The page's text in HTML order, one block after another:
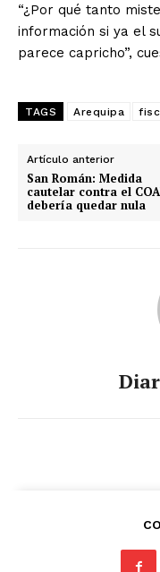
“¿Por qué tanto
información si ya el
parece capricho”,
TAGS Arequipa
Artículo anterior
San Román: Medida
cautelar contra el
debería quedar nula